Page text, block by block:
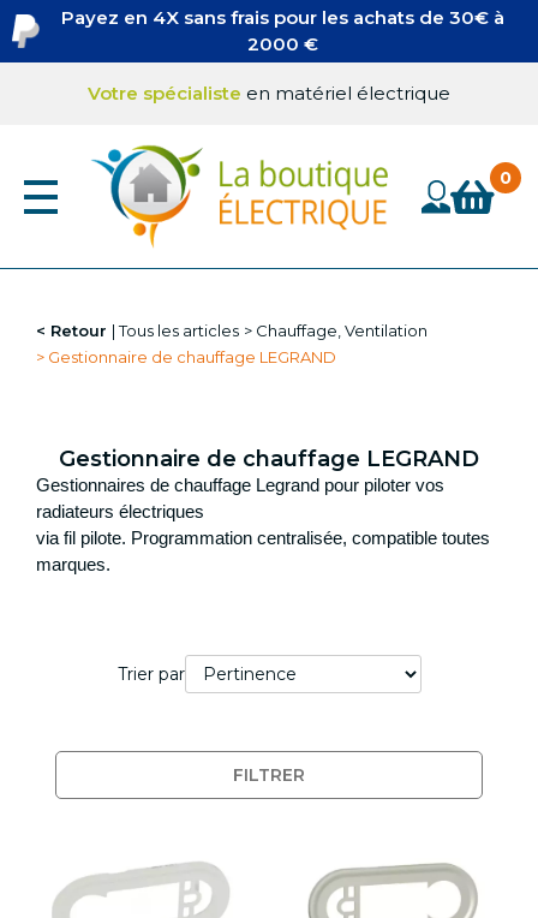
Aller
au
contenu
Payez en 4X sans frais pour les achats de 30€ à
2000 €
Votre spécialiste en matériel électrique
Destockage
Tableaux & Modulaires
Appareillages
Ampoules LED à prix discount
Divers
Sécurité incendie
Sonnette et Visiophonie
Boites de dérivation
Câbles
Retour Tous les articles
Chauffage, Ventilation
Gestionnaire de chauffage LEGRAND
Gestionnaire de chauffage LEGRAND
Gestionnaires de chauffage Legrand pour piloter vos
radiateurs électriques
via fil pilote. Programmation centralisée, compatible toutes
marques.
Trier par
FILTRER